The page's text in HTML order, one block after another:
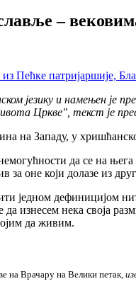
–
језику и намењен је
Цркве", текст је
Западу, у хришћанској,
да се на њега
за оне који долазе из
дефиницијом нити
да изнесем нека своја
да живим.
на Врачару на Велики петак,